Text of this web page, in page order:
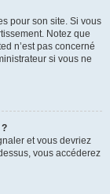
pour son site. Si vous
Notez que
n’est pas concerné
si vous ne
et vous devriez
vous accéderez